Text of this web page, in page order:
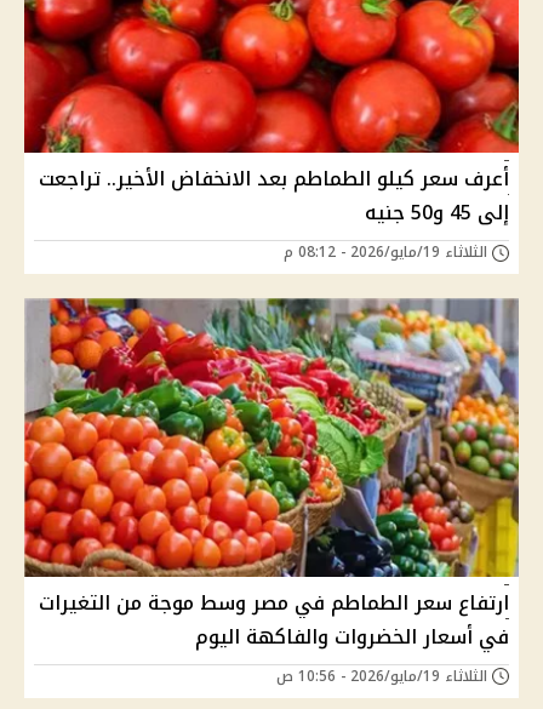
أعرف سعر كيلو الطماطم بعد الانخفاض الأخير.. تراجعت
إلى 45 و50 جنيه
الثلاثاء 19/مايو/2026 - 08:12 م
ارتفاع سعر الطماطم في مصر وسط موجة من التغيرات
في أسعار الخضروات والفاكهة اليوم
الثلاثاء 19/مايو/2026 - 10:56 ص